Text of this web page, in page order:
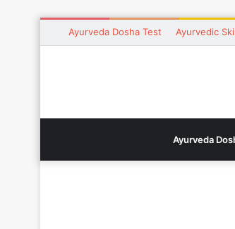
Ayurveda Dosha Test Ayurvedic
Ayurveda